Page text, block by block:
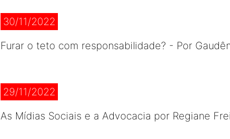
30/11/2022
Furar o teto com responsabilidade? - Por
29/11/2022
As Mídias Sociais e a Advocacia por Regiane